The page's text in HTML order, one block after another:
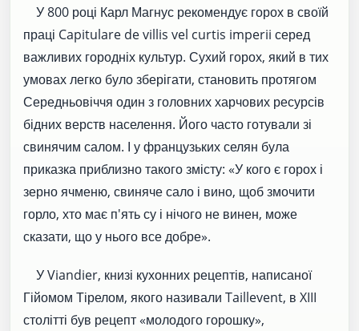
У 800 році Карл Магнус рекомендує горох в своїй
праці Capitulare de villis vel curtis imperii серед
важливих городніх культур. Сухий горох, який в тих
умовах легко було зберігати, становить протягом
Середньовіччя один з головних харчових ресурсів
бідних верств населення. Його часто готували зі
свинячим салом. І у французьких селян була
приказка приблизно такого змісту: «У кого є горох і
зерно ячменю, свиняче сало і вино, щоб змочити
горло, хто має п'ять су і нічого не винен, може
сказати, що у нього все добре».
У Viandier, книзі кухонних рецептів, написаної
Гійомом Тірелом, якого називали Taillevent, в XIII
столітті був рецепт «молодого горошку»,